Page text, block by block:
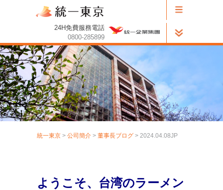
24H免費服務電話
0800-285899
統一東京 > 公司簡介 > 董事長ブログ > 2024.04.08JP
ようこそ、台湾のラーメン